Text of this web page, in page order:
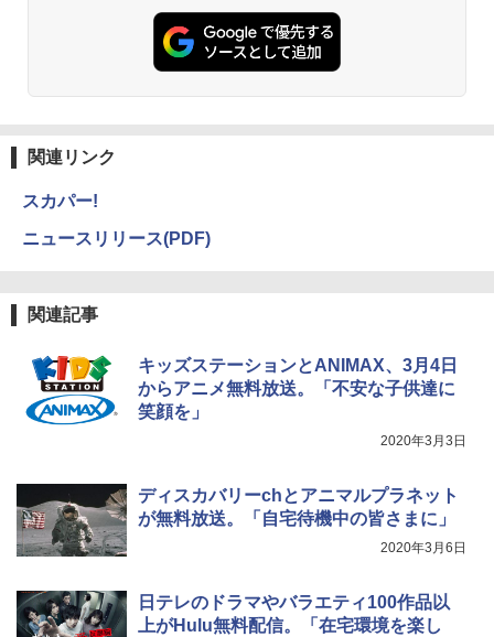
関連リンク
スカパー!
ニュースリリース(PDF)
関連記事
キッズステーションとANIMAX、3月4日
からアニメ無料放送。「不安な子供達に
笑顔を」
2020年3月3日
ディスカバリーchとアニマルプラネット
が無料放送。「自宅待機中の皆さまに」
2020年3月6日
日テレのドラマやバラエティ100作品以
上がHulu無料配信。「在宅環境を楽し